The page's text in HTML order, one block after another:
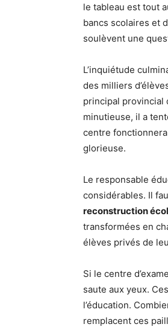
le tableau est tout
bancs scolaires et
soulèvent une
L’inquiétude
des milliers
principal provincial
minutieuse, il a
centre
glorieuse.
Le responsable
considérables. Il
reconstruction
transformées en
élèves privés de
Si le centre
saute aux yeux.
l’éducation.
remplacent ces